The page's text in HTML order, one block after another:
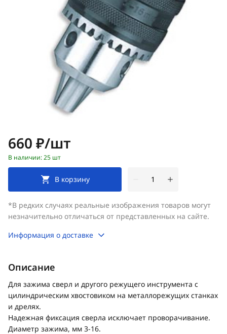
Цена:
660 ₽/шт
В наличии: 25 шт
В корзину
*В редких случаях реальные изображения товаров могут
незначительно отличаться от представленных на сайте.
Информация о доставке
Описание
Для зажима сверл и другого режущего инструмента с
цилиндрическим хвостовиком на металлорежущих станках
и дрелях.
Надежная фиксация сверла исключает проворачивание.
Диаметр зажима, мм 3-16.